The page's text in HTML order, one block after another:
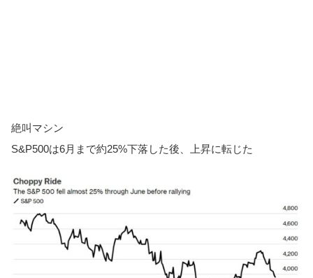
絶叫マシン
S&P500は6月まで約25%下落した後、上昇に転じた